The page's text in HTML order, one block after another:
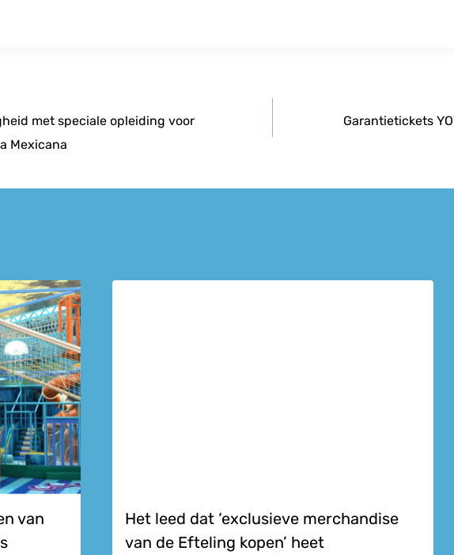
met speciale opleiding voor
Mexicana
Garantietickets
van
Het leed dat ‘exclusieve merchandise
van de Efteling kopen’ heet